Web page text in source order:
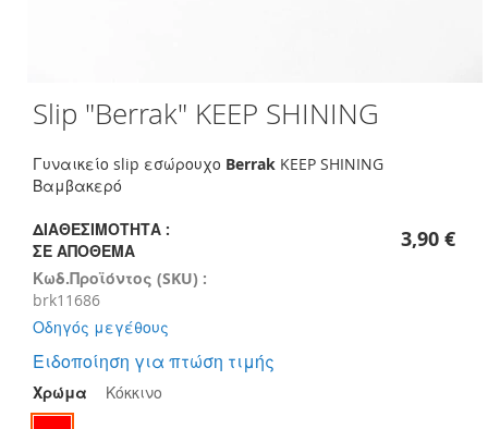
to
beginning
of
images
gallery
Slip "Berrak" KEEP SHINING
Γυναικείο slip εσώρουχο Berrak KEEP SHINING
Βαμβακερό
ΔΙΑΘΕΣΙΜΌΤΗΤΑ :
ΣΕ ΑΠΌΘΕΜΑ
Κωδ.Προϊόντος (SKU) :
brk11686
Οδηγός μεγέθους
3,90 €
Ειδοποίηση για πτώση τιμής
Χρώμα Κόκκινο